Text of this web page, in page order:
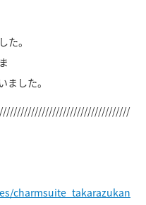
た。
ました。
charmsuite_takarazukan